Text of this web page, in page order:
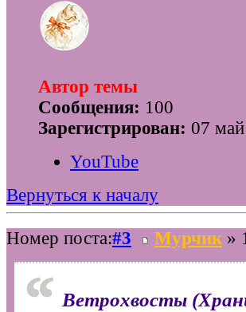
Автор темы
Сообщения: 100
Зарегистрирован: 07
YouTube
Вернуться к началу
Номер поста:#3 Мурчик»
Ветрохвосты